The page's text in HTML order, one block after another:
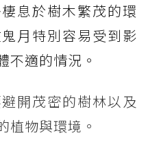
息於樹木繁茂的環
月特別容易受到影
不適的情況。
開茂密的樹林以及
植物與環境。